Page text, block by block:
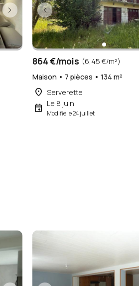
864 €/mois (6,45 €/m²)
Maison • 7 pièces • 134 m²
place Serverette
event Le 8 juin
Modifié le 24 juillet